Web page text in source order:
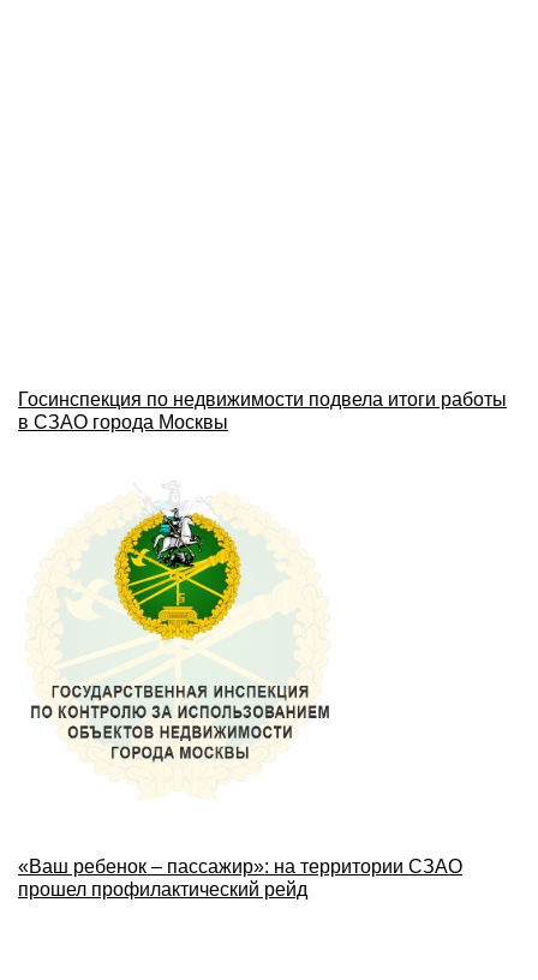
Госинспекция по недвижимости подвела итоги работы
в СЗАО города Москвы
«Ваш ребенок – пассажир»: на территории СЗАО
прошел профилактический рейд